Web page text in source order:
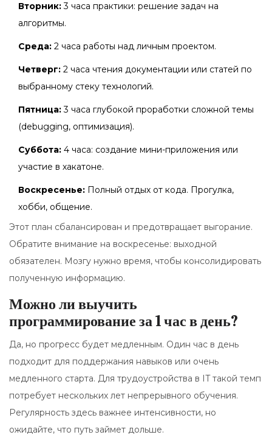
Вторник:3 часа практики: решение задач на
алгоритмы.
Среда: 2 часа работы над личным проектом.
Четверг: 2 часа чтения документации или статей по
выбранному стеку технологий.
Пятница:3 часа глубокой проработки сложной темы
(debugging, оптимизация).
Суббота: 4 часа: создание мини-приложения или
участие в хакатоне.
Воскресенье: Полный отдых от кода. Прогулка,
хобби, общение.
Этот план сбалансирован и предотвращает выгорание.
Обратите внимание на воскресенье: выходной
обязателен. Мозгу нужно время, чтобы консолидировать
полученную информацию.
Можно ли выучить
программирование за 1 час в день?
Да, но прогресс будет медленным. Один час в день
подходит для поддержания навыков или очень
медленного старта. Для трудоустройства в IT такой темп
потребует нескольких лет непрерывного обучения.
Регулярность здесь важнее интенсивности, но
ожидайте, что путь займет дольше.